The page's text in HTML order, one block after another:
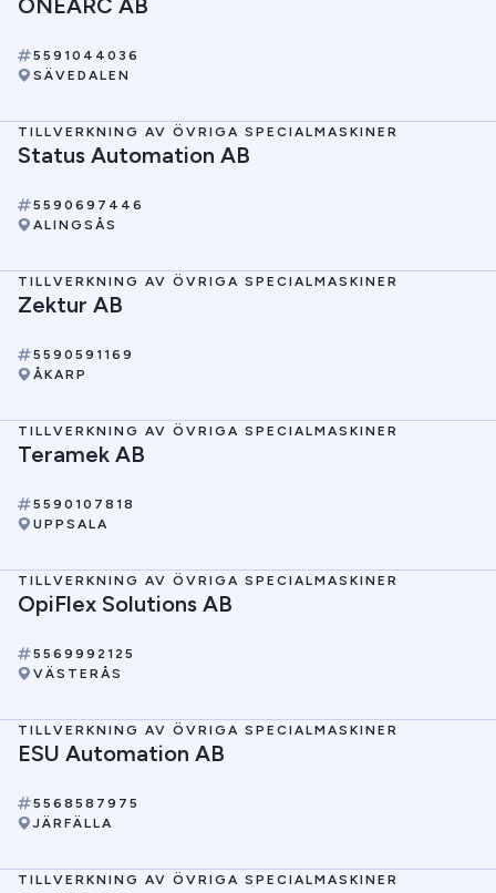
ONEARC AB
5591044036
SÄVEDALEN
TILLVERKNING AV ÖVRIGA SPECIALMASKINER
Status Automation AB
5590697446
ALINGSÅS
TILLVERKNING AV ÖVRIGA SPECIALMASKINER
Zektur AB
5590591169
ÅKARP
TILLVERKNING AV ÖVRIGA SPECIALMASKINER
Teramek AB
5590107818
UPPSALA
TILLVERKNING AV ÖVRIGA SPECIALMASKINER
OpiFlex Solutions AB
5569992125
VÄSTERÅS
TILLVERKNING AV ÖVRIGA SPECIALMASKINER
ESU Automation AB
5568587975
JÄRFÄLLA
TILLVERKNING AV ÖVRIGA SPECIALMASKINER